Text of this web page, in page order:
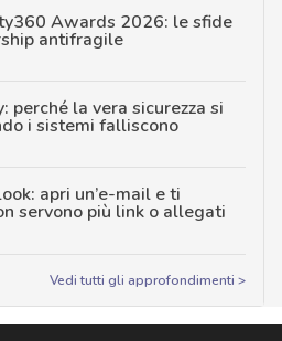
Awards 2026: le sfide
antifragile
perché la vera sicurezza si
i sistemi falliscono
apri un’e-mail e ti
servono più link o allegati
Vedi tutti gli approfondimenti >